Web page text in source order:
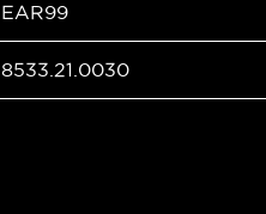
EAR99
8533.21.0030